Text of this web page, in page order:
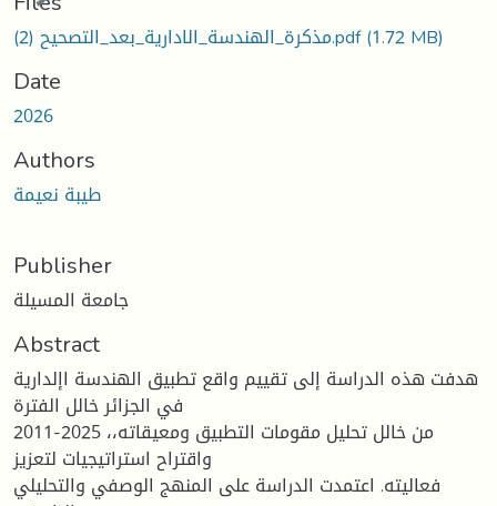
مذكرة_الهندسة_الادارية_بعد_التصحيح (2).pdf(1.72 MB)
Date
2026
Authors
طيبة نعيمة
Publisher
جامعة المسيلة
Abstract
هدفت هذه الدراسة إلى تقييم واقع تطبيق الهندسة اإلدارية
في الجزائر خالل الفترة
2011-2025 ،من خالل تحليل مقومات التطبيق ومعيقاته،
واقتراح استراتيجيات لتعزيز
فعاليته. اعتمدت الدراسة على المنهج الوصفي والتحليلي